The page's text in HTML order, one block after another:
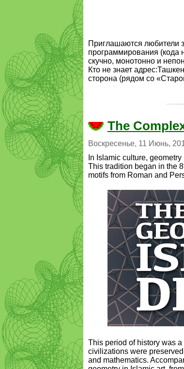
Приглашаются любители
программирования (кода
скучно, монотонно и
Кто не знает
сторона (рядом со
The
Воскресенье, 11 Июнь,
In Islamic culture,
This tradition began in the
motifs from Roman and
This period of history was
civilizations were
and mathematics.